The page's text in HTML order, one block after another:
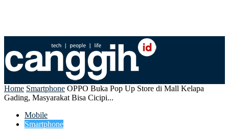
Home Smartphone OPPO Buka Pop Up Store di Mall Kelapa
Gading, Masyarakat Bisa Cicipi...
Mobile
Smartphone